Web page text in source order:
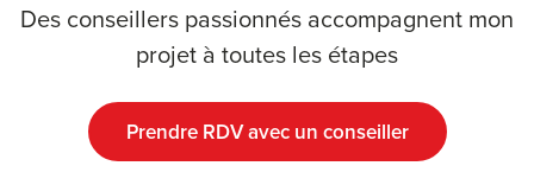
Des conseillers passionnés accompagnent mon
projet à toutes les étapes
Prendre RDV avec un conseiller